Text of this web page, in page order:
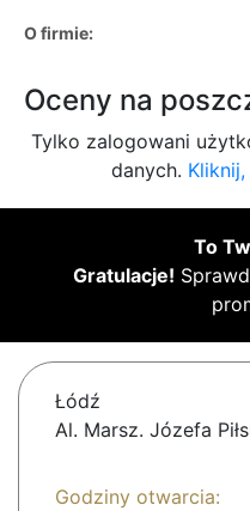
O firmie:
Oceny na
Tylko zalogowani
danych.
To
Gratulacje!
Łódź
Al. Marsz. Józefa
Godziny otwarcia: